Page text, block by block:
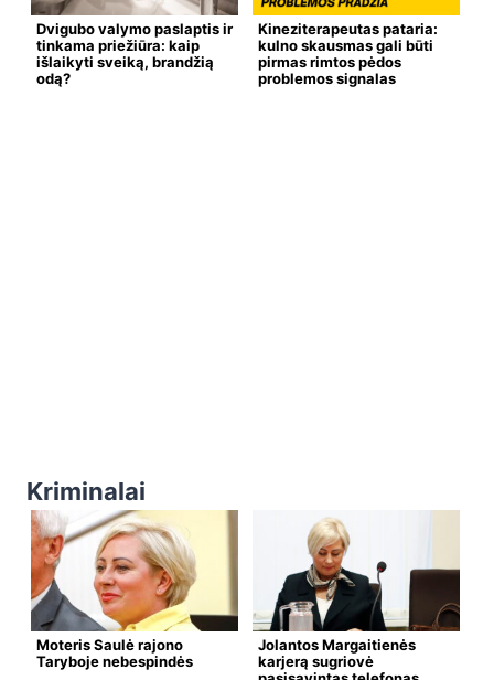
Dvigubo valymo paslaptis ir
tinkama priežiūra: kaip
išlaikyti sveiką, brandžią
odą?
Kineziterapeutas pataria:
kulno skausmas gali būti
pirmas rimtos pėdos
problemos signalas
Kriminalai
Moteris Saulė rajono
Taryboje nebespindės
Jolantos Margaitienės
karjerą sugriovė